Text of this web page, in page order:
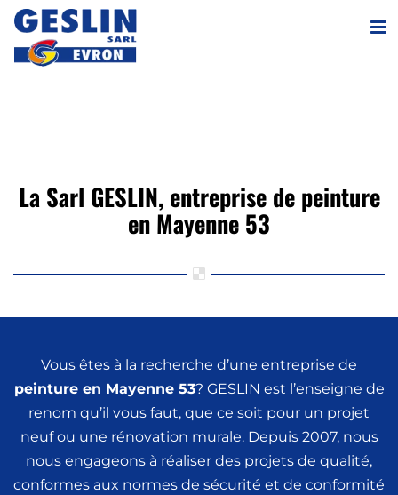
Passer
contenu
La Sarl GESLIN, entreprise de peinture
en Mayenne 53
Vous êtes à la recherche d’une entreprise de
peintureen Mayenne 53? GESLIN est l’enseigne de
renom qu’il vous faut, que ce soit pour un projet
neuf ou une rénovation murale. Depuis 2007, nous
nous engageons à réaliser des projets de qualité,
conformes aux normes de sécurité et de conformité